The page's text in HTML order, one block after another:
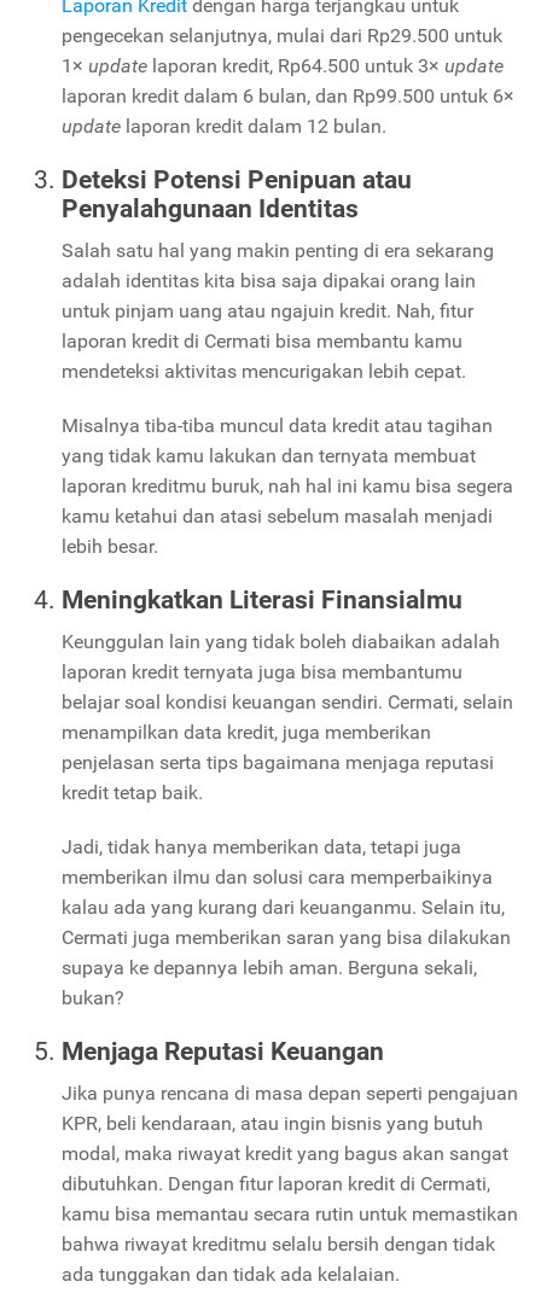
Laporan Kredit dengan harga terjangkau untuk
pengecekan selanjutnya, mulai dari Rp29.500 untuk
1× update laporan kredit, Rp64.500 untuk 3× update
laporan kredit dalam 6 bulan, dan Rp99.500 untuk 6×
update laporan kredit dalam 12 bulan.
Deteksi Potensi Penipuan atau
Penyalahgunaan Identitas
Salah satu hal yang makin penting di era sekarang
adalah identitas kita bisa saja dipakai orang lain
untuk pinjam uang atau ngajuin kredit. Nah, fitur
laporan kredit di Cermati bisa membantu kamu
mendeteksi aktivitas mencurigakan lebih cepat.
Misalnya tiba-tiba muncul data kredit atau tagihan
yang tidak kamu lakukan dan ternyata membuat
laporan kreditmu buruk, nah hal ini kamu bisa segera
kamu ketahui dan atasi sebelum masalah menjadi
lebih besar.
Meningkatkan Literasi Finansialmu
Keunggulan lain yang tidak boleh diabaikan adalah
laporan kredit ternyata juga bisa membantumu
belajar soal kondisi keuangan sendiri. Cermati, selain
menampilkan data kredit, juga memberikan
penjelasan serta tips bagaimana menjaga reputasi
kredit tetap baik.
Jadi, tidak hanya memberikan data, tetapi juga
memberikan ilmu dan solusi cara memperbaikinya
kalau ada yang kurang dari keuanganmu. Selain itu,
Cermati juga memberikan saran yang bisa dilakukan
supaya ke depannya lebih aman. Berguna sekali,
bukan?
Menjaga Reputasi Keuangan
Jika punya rencana di masa depan seperti pengajuan
KPR, beli kendaraan, atau ingin bisnis yang butuh
modal, maka riwayat kredit yang bagus akan sangat
dibutuhkan. Dengan fitur laporan kredit di Cermati,
kamu bisa memantau secara rutin untuk memastikan
bahwa riwayat kreditmu selalu bersih dengan tidak
ada tunggakan dan tidak ada kelalaian.